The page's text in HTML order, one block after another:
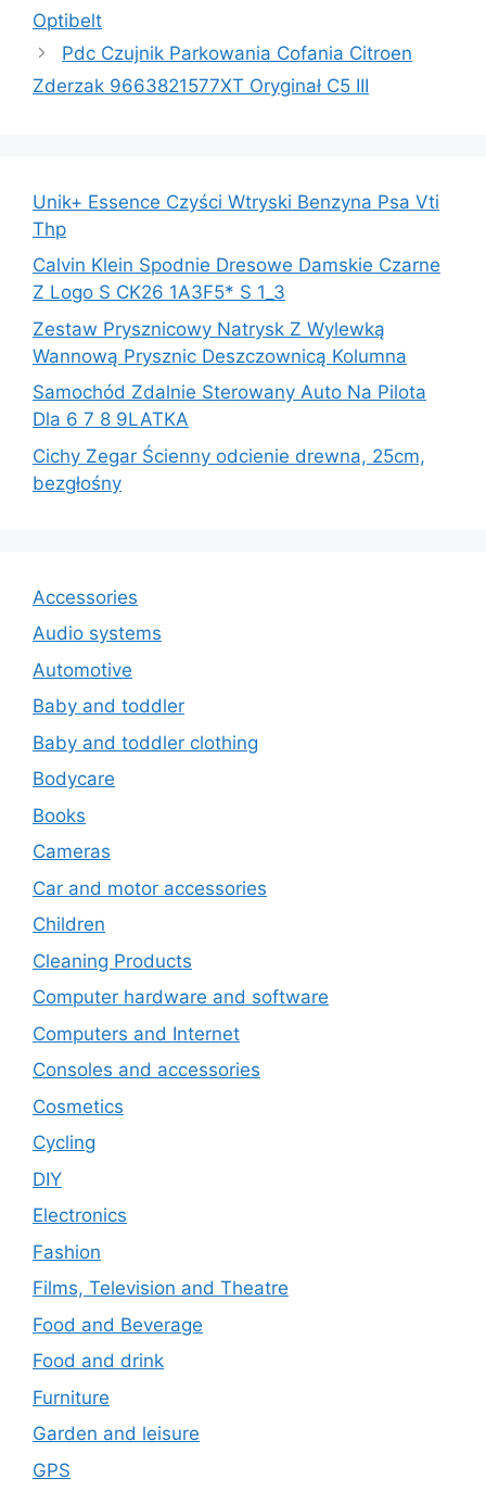
Optibelt
Pdc Czujnik Parkowania Cofania Citroen
Zderzak 9663821577XT Oryginał C5 III
Unik+ Essence Czyści Wtryski Benzyna Psa Vti
Thp
Calvin Klein Spodnie Dresowe Damskie Czarne
Z Logo S CK26 1A3F5* S 1_3
Zestaw Prysznicowy Natrysk Z Wylewką
Wannową Prysznic Deszczownicą Kolumna
Samochód Zdalnie Sterowany Auto Na Pilota
Dla 6 7 8 9LATKA
Cichy Zegar Ścienny odcienie drewna, 25cm,
bezgłośny
Accessories
Audio systems
Automotive
Baby and toddler
Baby and toddler clothing
Bodycare
Books
Cameras
Car and motor accessories
Children
Cleaning Products
Computer hardware and software
Computers and Internet
Consoles and accessories
Cosmetics
Cycling
DIY
Electronics
Fashion
Films, Television and Theatre
Food and Beverage
Food and drink
Furniture
Garden and leisure
GPS